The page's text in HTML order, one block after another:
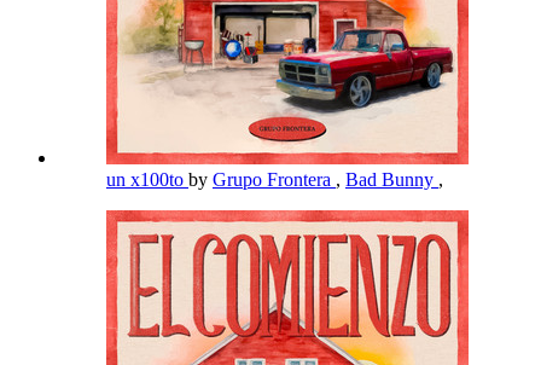
un x100to by Grupo Frontera , Bad Bunny ,